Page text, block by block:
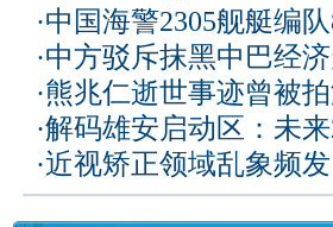
·中国海警2305舰艇编
·中方驳斥抹黑中巴经
·熊兆仁逝世事迹曾被
·解码雄安启动区：未
·近视矫正领域乱象频